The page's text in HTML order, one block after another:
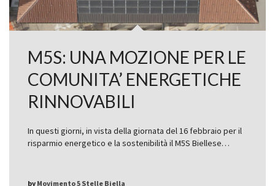
M5S: UNA MOZIONE PER LE
COMUNITA’ ENERGETICHE
RINNOVABILI
In questi giorni, in vista della giornata del 16 febbraio per il
risparmio energetico e la sostenibilità il M5S Biellese…
by Movimento 5 Stelle Biella